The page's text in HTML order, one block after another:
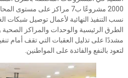
2000 مشروعًا ب7 مراكز على
نسب التنفيذ النهائية لأعمال توصيل شبكات
الطرق الرئيسية والوحدات والمراكز
مشددًا على تذليل العقبات التي تقف أمام
لتعود بالنفع والفائدة على المواطنين.